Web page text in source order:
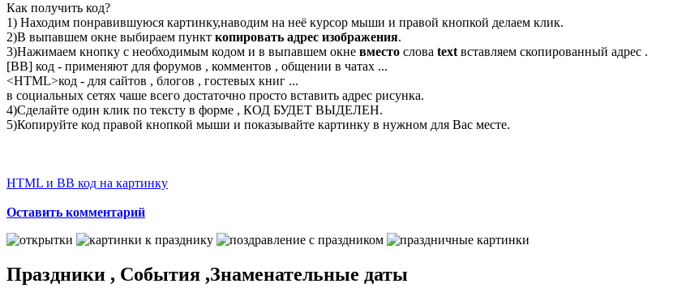
Как получить код?
1) Находим понравившуюся картинку,наводим на неё курсор мыши и правой кнопкой делаем клик.
2)В выпавшем окне выбираем пункт копировать адрес изображения.
3)Нажимаем кнопку с необходимым кодом и в выпавшем окне вместо слова textвставляем скопированный адрес .
[BB] код - применяют для форумов , комментов , общении в чатах ...
<HTML>код - для сайтов , блогов , гостевых книг ...
в социальных сетях чаше всего достаточно просто вставить адрес рисунка.
4)Сделайте один клик по тексту в форме , КОД БУДЕТ ВЫДЕЛЕН.
5)Копируйте код правой кнопкой мыши и показывайте картинку в нужном для Вас месте.
HTML и BB код на картинку
Оставить комментарий
Праздники , События ,Знаменательные даты